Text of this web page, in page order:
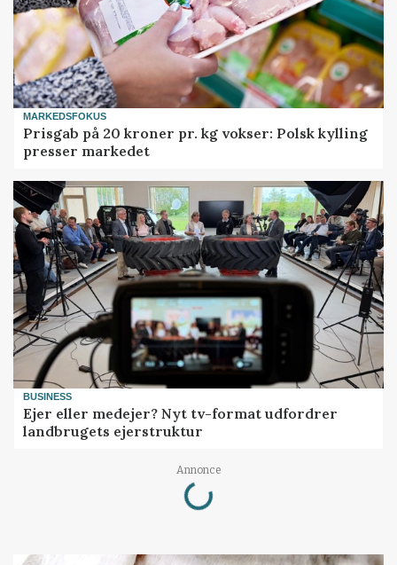
MARKEDSFOKUS
Prisgab på 20 kroner pr. kg vokser: Polsk kylling
presser markedet
BUSINESS
Ejer eller medejer? Nyt tv-format udfordrer
landbrugets ejerstruktur
Annonce
Loading...